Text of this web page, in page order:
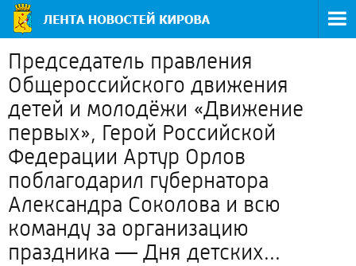
Председатель правления
Общероссийского движения
детей и молодёжи «Движение
первых», Герой Российской
Федерации Артур Орлов
поблагодарил губернатора
Александра Соколова и всю
команду за организацию
праздника — Дня детских...